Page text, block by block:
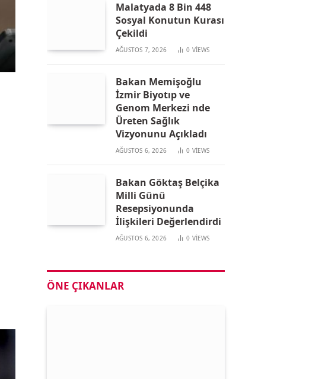
Malatyada 8 Bin 448
Sosyal Konutun Kurası
Çekildi
AĞUSTOS 7, 2026 0 VIEWS
Bakan Memişoğlu
İzmir Biyotıp ve
Genom Merkezi nde
Üreten Sağlık
Vizyonunu Açıkladı
AĞUSTOS 6, 2026 0 VIEWS
Bakan Göktaş Belçika
Milli Günü
Resepsiyonunda
İlişkileri Değerlendirdi
AĞUSTOS 6, 2026 0 VIEWS
ÖNE ÇIKANLAR